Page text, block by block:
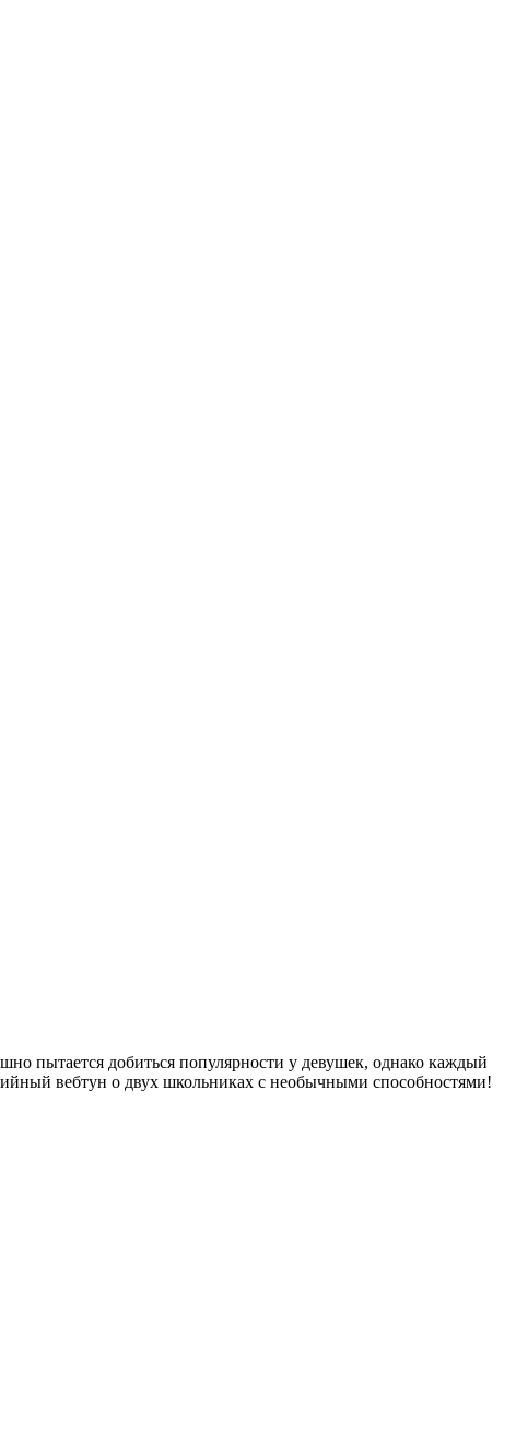
пытается добиться популярности у девушек, однако каждый
вебтун о двух школьниках с необычными способностями!